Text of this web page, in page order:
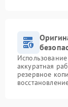
аккуратная
резервное